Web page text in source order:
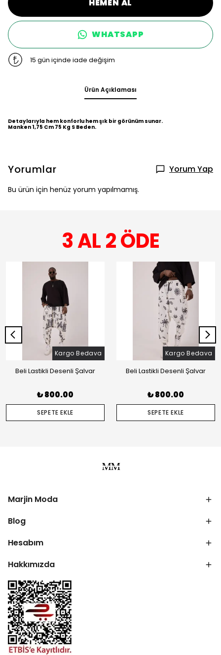
HEMEN AL
WHATSAPP
15 gün içinde iade değişim
Ürün Açıklaması
Detaylarıyla hem konforlu hem şık bir görünüm sunar.
Manken 1,75 Cm 75 Kg S Beden.
Yorumlar Yorum Yap
Bu ürün için henüz yorum yapılmamış.
3 AL 2 ÖDE
Kargo Bedava
Beli Lastikli Desenli Şalvar
₺ 800.00
SEPETE EKLE
Kargo Bedava
Beli Lastikli Desenli Şalvar
₺ 800.00
SEPETE EKLE
Marjin Moda
Blog
Hesabım
Hakkımızda